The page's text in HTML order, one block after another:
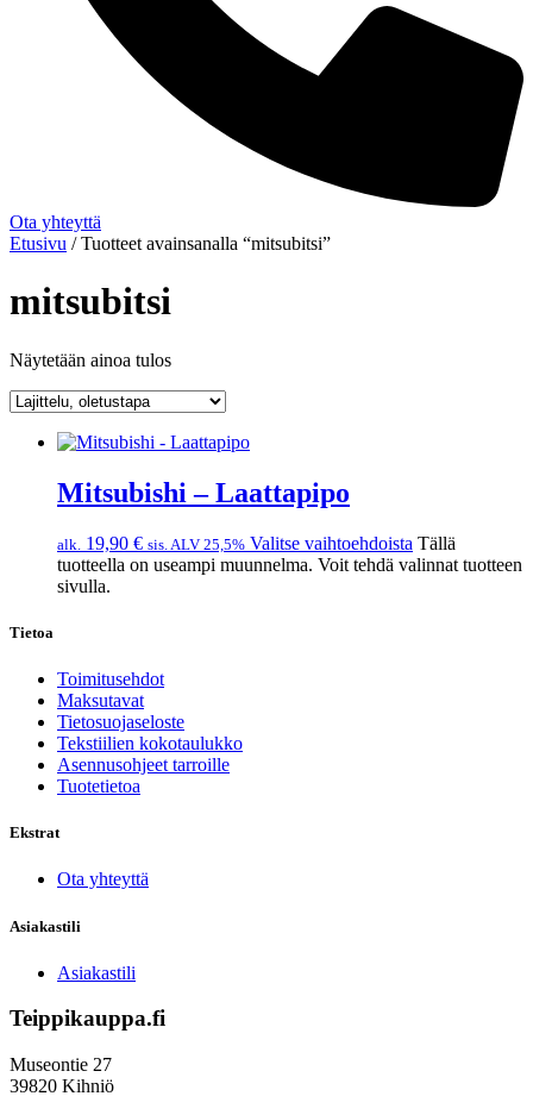
Ota yhteyttä
Etusivu / Tuotteet avainsanalla “mitsubitsi”
mitsubitsi
Näytetään ainoa tulos
Mitsubishi – Laattapipo
alk. 19,90 € sis. ALV 25,5% Valitse vaihtoehdoista Tällä
tuotteella on useampi muunnelma. Voit tehdä valinnat tuotteen
sivulla.
Tietoa
Toimitusehdot
Maksutavat
Tietosuojaseloste
Tekstiilien kokotaulukko
Asennusohjeet tarroille
Tuotetietoa
Ekstrat
Ota yhteyttä
Asiakastili
Asiakastili
Teippikauppa.fi
Museontie 27
39820 Kihniö